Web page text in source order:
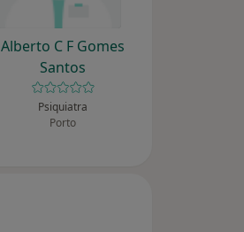
Alberto C F Gomes
Santos
Psiquiatra
Porto